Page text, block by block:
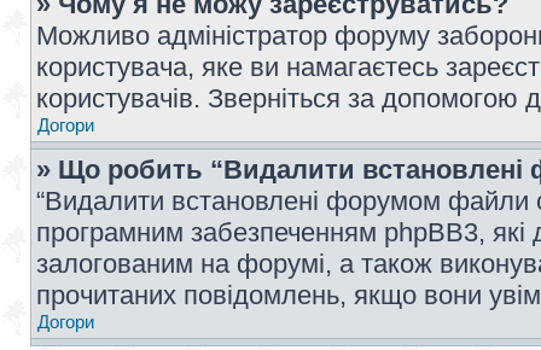
Можливо адміністратор форуму
користувача, яке ви намагаєтесь
користувачів. Зверніться за допомогою
Догори
» Що робить “Видалити
“Видалити встановлені форумом файли
програмним забезпеченням phpBB3,
залогованим на форумі, а також
прочитаних повідомлень, якщо вони
Догори